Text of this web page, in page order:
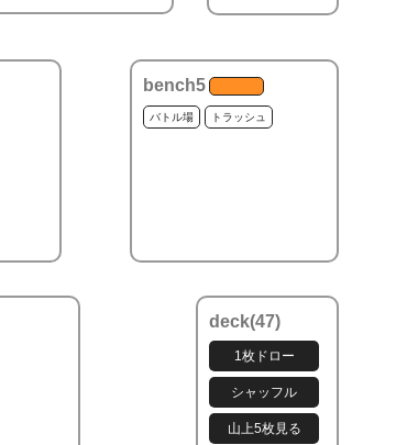
bench5
バトル場 トラッシュ
deck(47)